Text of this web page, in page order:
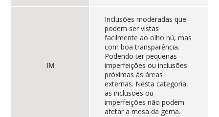
IM
Inclusões moderadas que
podem ser vistas
facilmente ao olho nú, mas
com boa transparência.
Podendo ter pequenas
imperfeições ou inclusões
próximas às áreas
externas. Nesta categoria,
as inclusões ou
imperfeições não podem
afetar a mesa da gema.